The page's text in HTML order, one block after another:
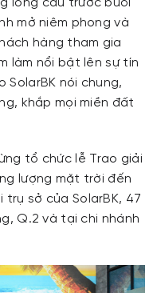
lồng cầu trước buổi
mở niêm phong và
hàng tham gia
làm nổi bật lên sự tín
SolarBK nói chung,
khắp mọi miền đất
tổ chức lễ Trao giải
lượng mặt trời đến
sở của SolarBK, 47
Q.2 và tại chi nhánh